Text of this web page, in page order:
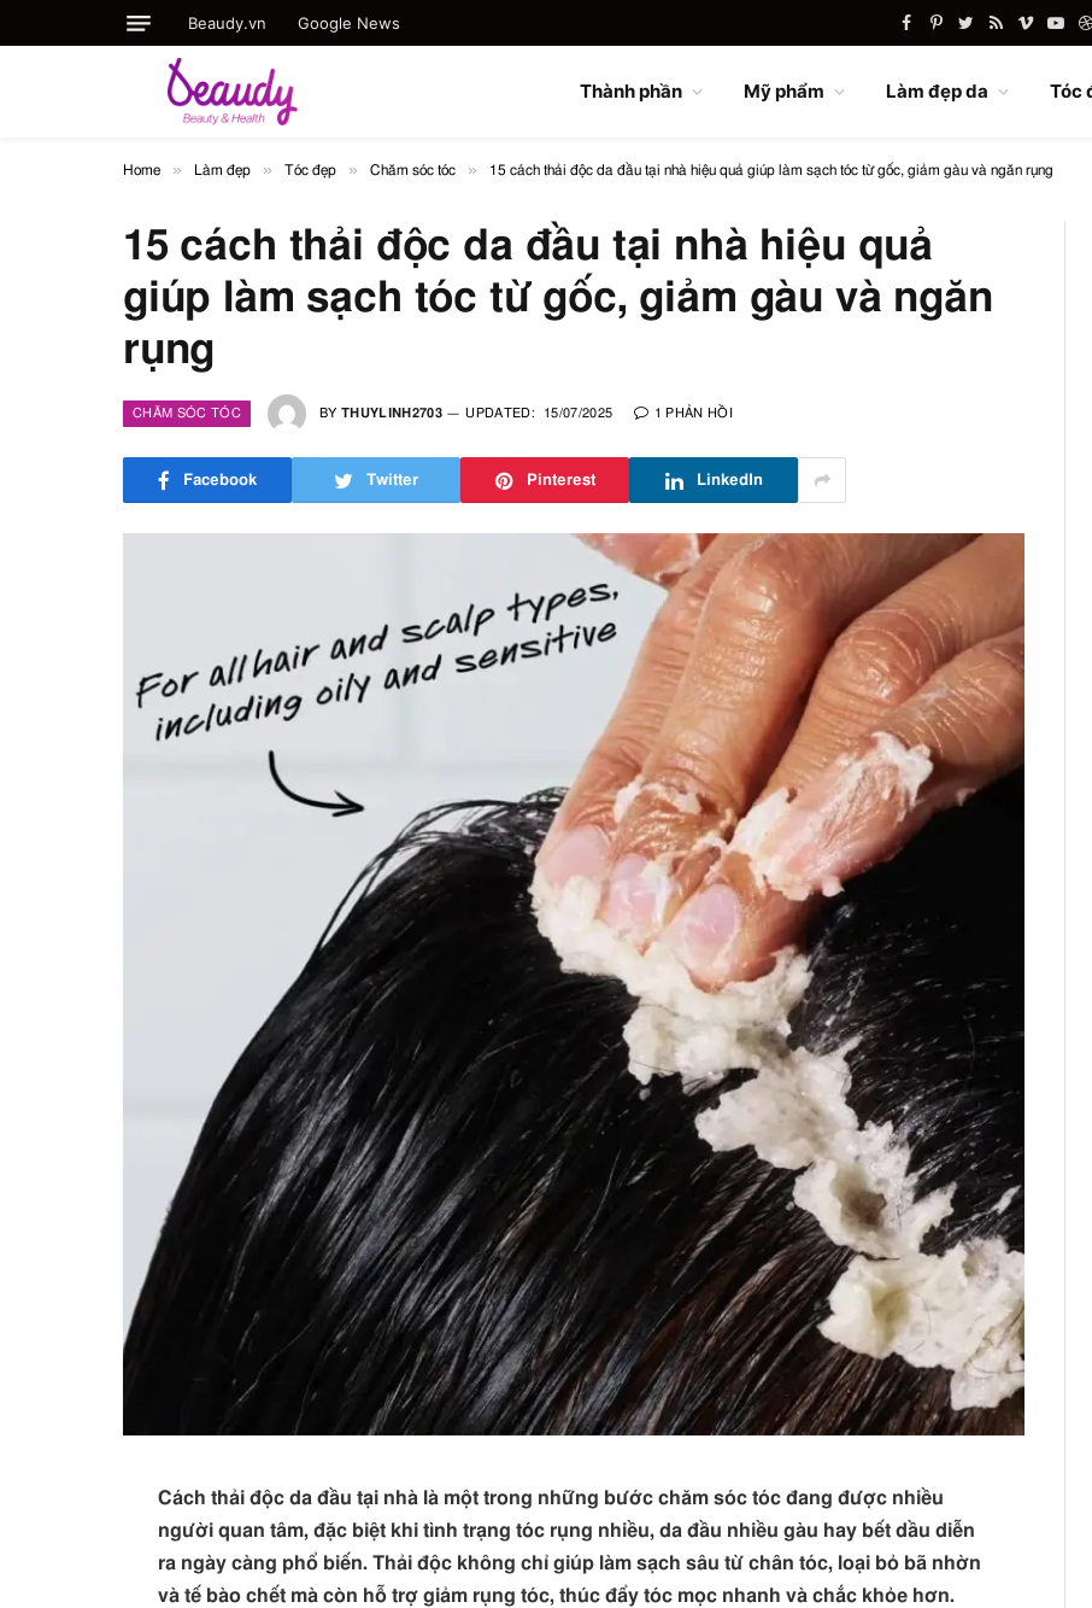
Beaudy.vn Google News
FacebookPinterest
TwitterRSSVimeo
Thành phần Mỹ phẩm Làm đẹp da Tóc
Home » Làm đẹp » Tóc đẹp » Chăm sóc tóc » 15 cách thải độc da đầu tại nhà hiệu quả giúp làm sạch tóc từ gốc, giảm gàu và ngăn rụng
15 cách thải độc da đầu tại nhà hiệu quả
giúp làm sạch tóc từ gốc, giảm gàu và ngăn
rụng
CHĂM SÓC TÓC BY THUYLINH2703 UPDATED: 15/07/2025 1 PHẢN HỒI
Facebook Twitter Pinterest LinkedIn
Cách thải độc da đầu tại nhà là một trong những bước chăm sóc tóc đang được nhiều
người quan tâm, đặc biệt khi tình trạng tóc rụng nhiều, da đầu nhiều gàu hay bết dầu diễn
ra ngày càng phổ biến. Thải độc không chỉ giúp làm sạch sâu từ chân tóc, loại bỏ bã nhờn
và tế bào chết mà còn hỗ trợ giảm rụng tóc, thúc đẩy tóc mọc nhanh và chắc khỏe hơn.